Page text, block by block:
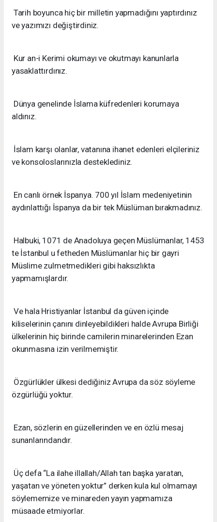
Tarih boyunca hiç bir milletin yapmadığını yaptırdınız
ve yazımızı değiştirdiniz.
Kur an-i Kerimi okumayı ve okutmayı kanunlarla
yasaklattırdınız.
Dünya genelinde İslama küfredenleri korumaya
aldınız.
İslam karşı olanlar, vatanına ihanet edenleri elçileriniz
ve konsoloslarınızla desteklediniz.
En canlı örnek İspanya. 700 yıl İslam medeniyetinin
aydınlattığı İspanya da bir tek Müslüman bırakmadınız.
Halbuki, 1071 de Anadoluya geçen Müslümanlar, 1453
te İstanbul u fetheden Müslümanlar hiç bir gayri
Müslime zulmetmedikleri gibi haksızlıkta
yapmamışlardır.
Ve hala Hristiyanlar İstanbul da güven içinde
kiliselerinin çanını dinleyebildikleri halde Avrupa Birliği
ülkelerinin hiç birinde camilerin minarelerinden Ezan
okunmasına izin verilmemiştir.
Özgürlükler ülkesi dediğiniz Avrupa da söz söyleme
özgürlüğü yoktur.
Ezan, sözlerin en güzellerinden ve en özlü mesaj
sunanlarındandır.
Üç defa “La ilahe illallah/Allah tan başka yaratan,
yaşatan ve yöneten yoktur” derken kula kul olmamayı
söylememize ve minareden yayın yapmamıza
müsaade etmiyorlar.